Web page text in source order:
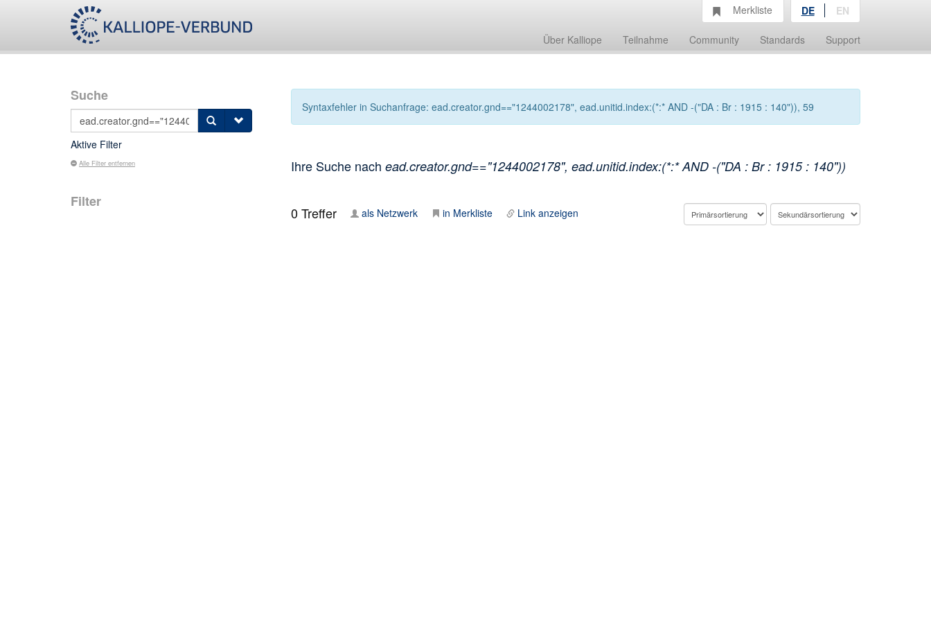
Über Kalliope Teilnahme Community Standards Support
Merkliste DE EN
Suche
Aktive Filter
Alle Filter entfernen
Filter
Syntaxfehler in Suchanfrage: ead.creator.gnd=="1244002178", ead.unitid.index:(*:* AND -("DA : Br : 1915 : 140")), 59
Ihre Suche nach ead.creator.gnd=="1244002178", ead.unitid.index:(*:* AND -("DA : Br : 1915 : 140"))
0Treffer als Netzwerk in Merkliste Link anzeigen